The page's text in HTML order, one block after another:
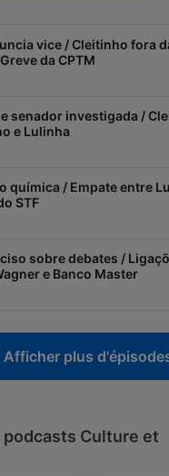
vice / Cleitinho fora
da CPTM
senador investigada /
e Lulinha
química / Empate entre
STF
sobre debates /
e Banco Master
Afficher plus
podcasts Culture et